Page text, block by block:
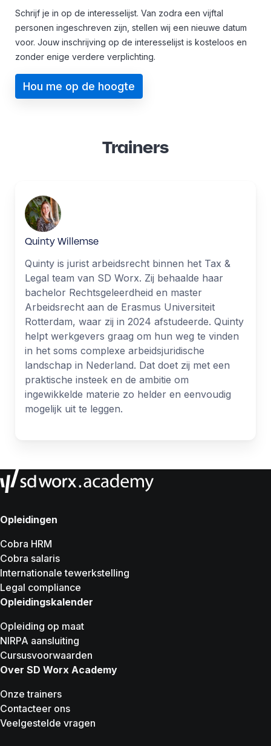
Schrijf je in op de interesselijst. Van zodra een vijftal
personen ingeschreven zijn, stellen wij een nieuwe datum
voor. Jouw inschrijving op de interesselijst is kosteloos en
zonder enige verdere verplichting.
Hou me op de hoogte
Trainers
Quinty Willemse
Quinty is jurist arbeidsrecht binnen het Tax &
Legal team van SD Worx. Zij behaalde haar
bachelor Rechtsgeleerdheid en master
Arbeidsrecht aan de Erasmus Universiteit
Rotterdam, waar zij in 2024 afstudeerde. Quinty
helpt werkgevers graag om hun weg te vinden
in het soms complexe arbeidsjuridische
landschap in Nederland. Dat doet zij met een
praktische insteek en de ambitie om
ingewikkelde materie zo helder en eenvoudig
mogelijk uit te leggen.
Opleidingen
Cobra HRM
Cobra salaris
Internationale tewerkstelling
Legal compliance
Opleidingskalender
Opleiding op maat
NIRPA aansluiting
Cursusvoorwaarden
Over SD Worx Academy
Onze trainers
Contacteer ons
Veelgestelde vragen